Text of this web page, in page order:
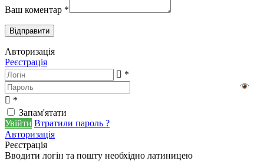
Ваш коментар *
Авторизація
Реєстрація
*
*
Запам'ятати
Увійти Втратили пароль ?
Авторизація
Реєстрація
Вводити логін та пошту необхідно латиницею